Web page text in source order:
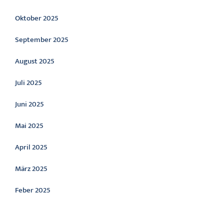
Oktober 2025
September 2025
August 2025
Juli 2025
Juni 2025
Mai 2025
April 2025
März 2025
Feber 2025